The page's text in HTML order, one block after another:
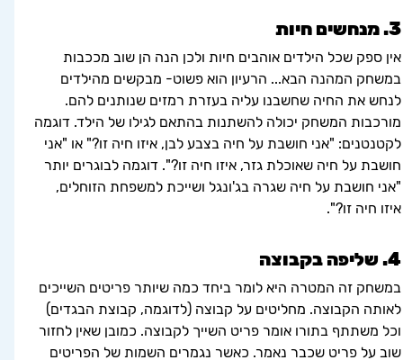
3. מנחשים חיות
אין ספק שכל הילדים אוהבים חיות ולכן הנה הן שוב מככבות
במשחק המהנה הבא... הרעיון הוא פשוט- מבקשים מהילדים
לנחש את החיה שחשבנו עליה בעזרת רמזים שנותנים להם.
מורכבות המשחק יכולה להשתנות בהתאם לגילו של הילד. דוגמה
לקטנטנים: "אני חושבת על חיה בצבע לבן, איזו חיה זו?" או "אני
חושבת על חיה שאוכלת גזר, איזו חיה זו?". דוגמה לבוגרים יותר
"אני חושבת על חיה שגרה בג'ונגל ושייכת למשפחת הזוחלים,
איזו חיה זו?".
4. שליפה בקבוצה
במשחק זה המטרה היא לומר ביחד כמה שיותר פריטים השייכים
לאותה הקבוצה. מחליטים על קבוצה (לדוגמה, קבוצת הבגדים)
וכל משתתף בתורו אומר פריט השייך לקבוצה. כמובן שאין לחזור
שוב על פריט שכבר נאמר. כאשר נגמרים השמות של הפריטים